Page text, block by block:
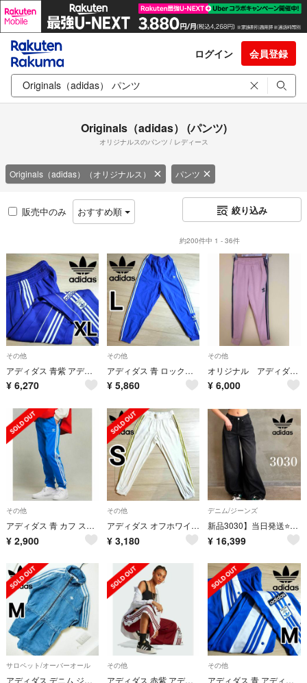
ログイン 会員登録
Originals（adidas） (パンツ)
オリジナルスのパンツ / レディース
Originals（adidas）（オリジナルス） パンツ
販売中のみ おすすめ順 絞り込み
約200件中 1 - 36件
その他
アディダス 青紫 アディブレイク スナップパンツ ジャージ XL ダブルウエスト
¥ 6,270
その他
アディダス 青 ロックアップ 女性L ジョガーパンツ ジャージ シャカパン
¥ 5,860
その他
オリジナル アディダス XS パンツ
¥ 6,000
その他
アディダス 青 カフ スーパースター トラックパンツ クラシックス 女性M
¥ 2,900
その他
アディダス オフホワイト ベロア ベルベット スウェット ジャージ 下 女性S
¥ 3,180
デニム/ジーンズ
新品3030】当日発送⭐️アディカラー デニム ADILENIUM パンツブラック
¥ 16,399
サロペット/オーバーオール
アディダス デニム ジャンプスーツ オーバーオール ジャージ あのちゃん着用 M
その他
アディダス 赤紫 アディブレイク スナップパンツ 女性M ジャージ ジェニー着用
その他
アディダス 青 アディブレイク スナップパンツ ジャージ 女性M ジェニー着用